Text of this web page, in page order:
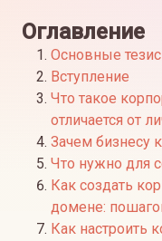
Оглавление
Основные
Вступление
Что такое
отличается от
Зачем бизнесу
Что нужно для
Как создать
домене:
Как настроить